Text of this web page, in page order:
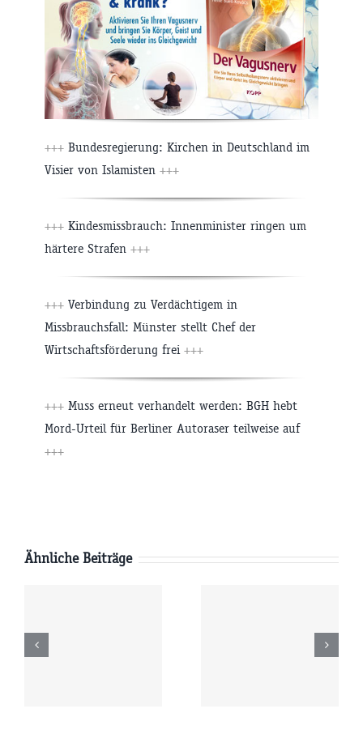
+++ Bundesregierung: Kirchen in Deutschland im
Visier von Islamisten +++
+++ Kindesmissbrauch: Innenminister ringen um
härtere Strafen +++
+++ Verbindung zu Verdächtigem in
Missbrauchsfall: Münster stellt Chef der
Wirtschaftsförderung frei +++
+++ Muss erneut verhandelt werden: BGH hebt
Mord-Urteil für Berliner Autoraser teilweise auf
+++
Ähnliche Beiträge
Donnerstag
06.08.2026